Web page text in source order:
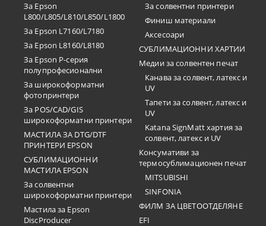
За Epson
L800/L805/L810/L850/L1800
За Epson L7160/L7180
За Epson L8160/L8180
За Epson P-серия
полупрофесионални
За широкоформатни
фотопринтери
За POS/CAD/GIS
широкоформатни принтери
МАСТИЛА ЗА DTG/DTF
ПРИНТЕРИ EPSON
СУБЛИМАЦИОННИ
МАСТИЛА EPSON
За солвентни
широкоформатни принтери
Мастила за Epson
DiscProducer
За солвентни принтери
Финиш материали
Аксесоари
СУБЛИМАЦИОННИ ХАРТИИ
Медии за солвентен печат
Канава за солвент, латекс и
UV
Тапети за солвент, латекс и
UV
Katana SignMatt хартия за
солвент, латекс и UV
Консумативи за
термосублимационен печат
MITSUBISHI
SINFONIA
ФИЛМ ЗА ЦВЕТООТДЕЛЯНЕ
EFI